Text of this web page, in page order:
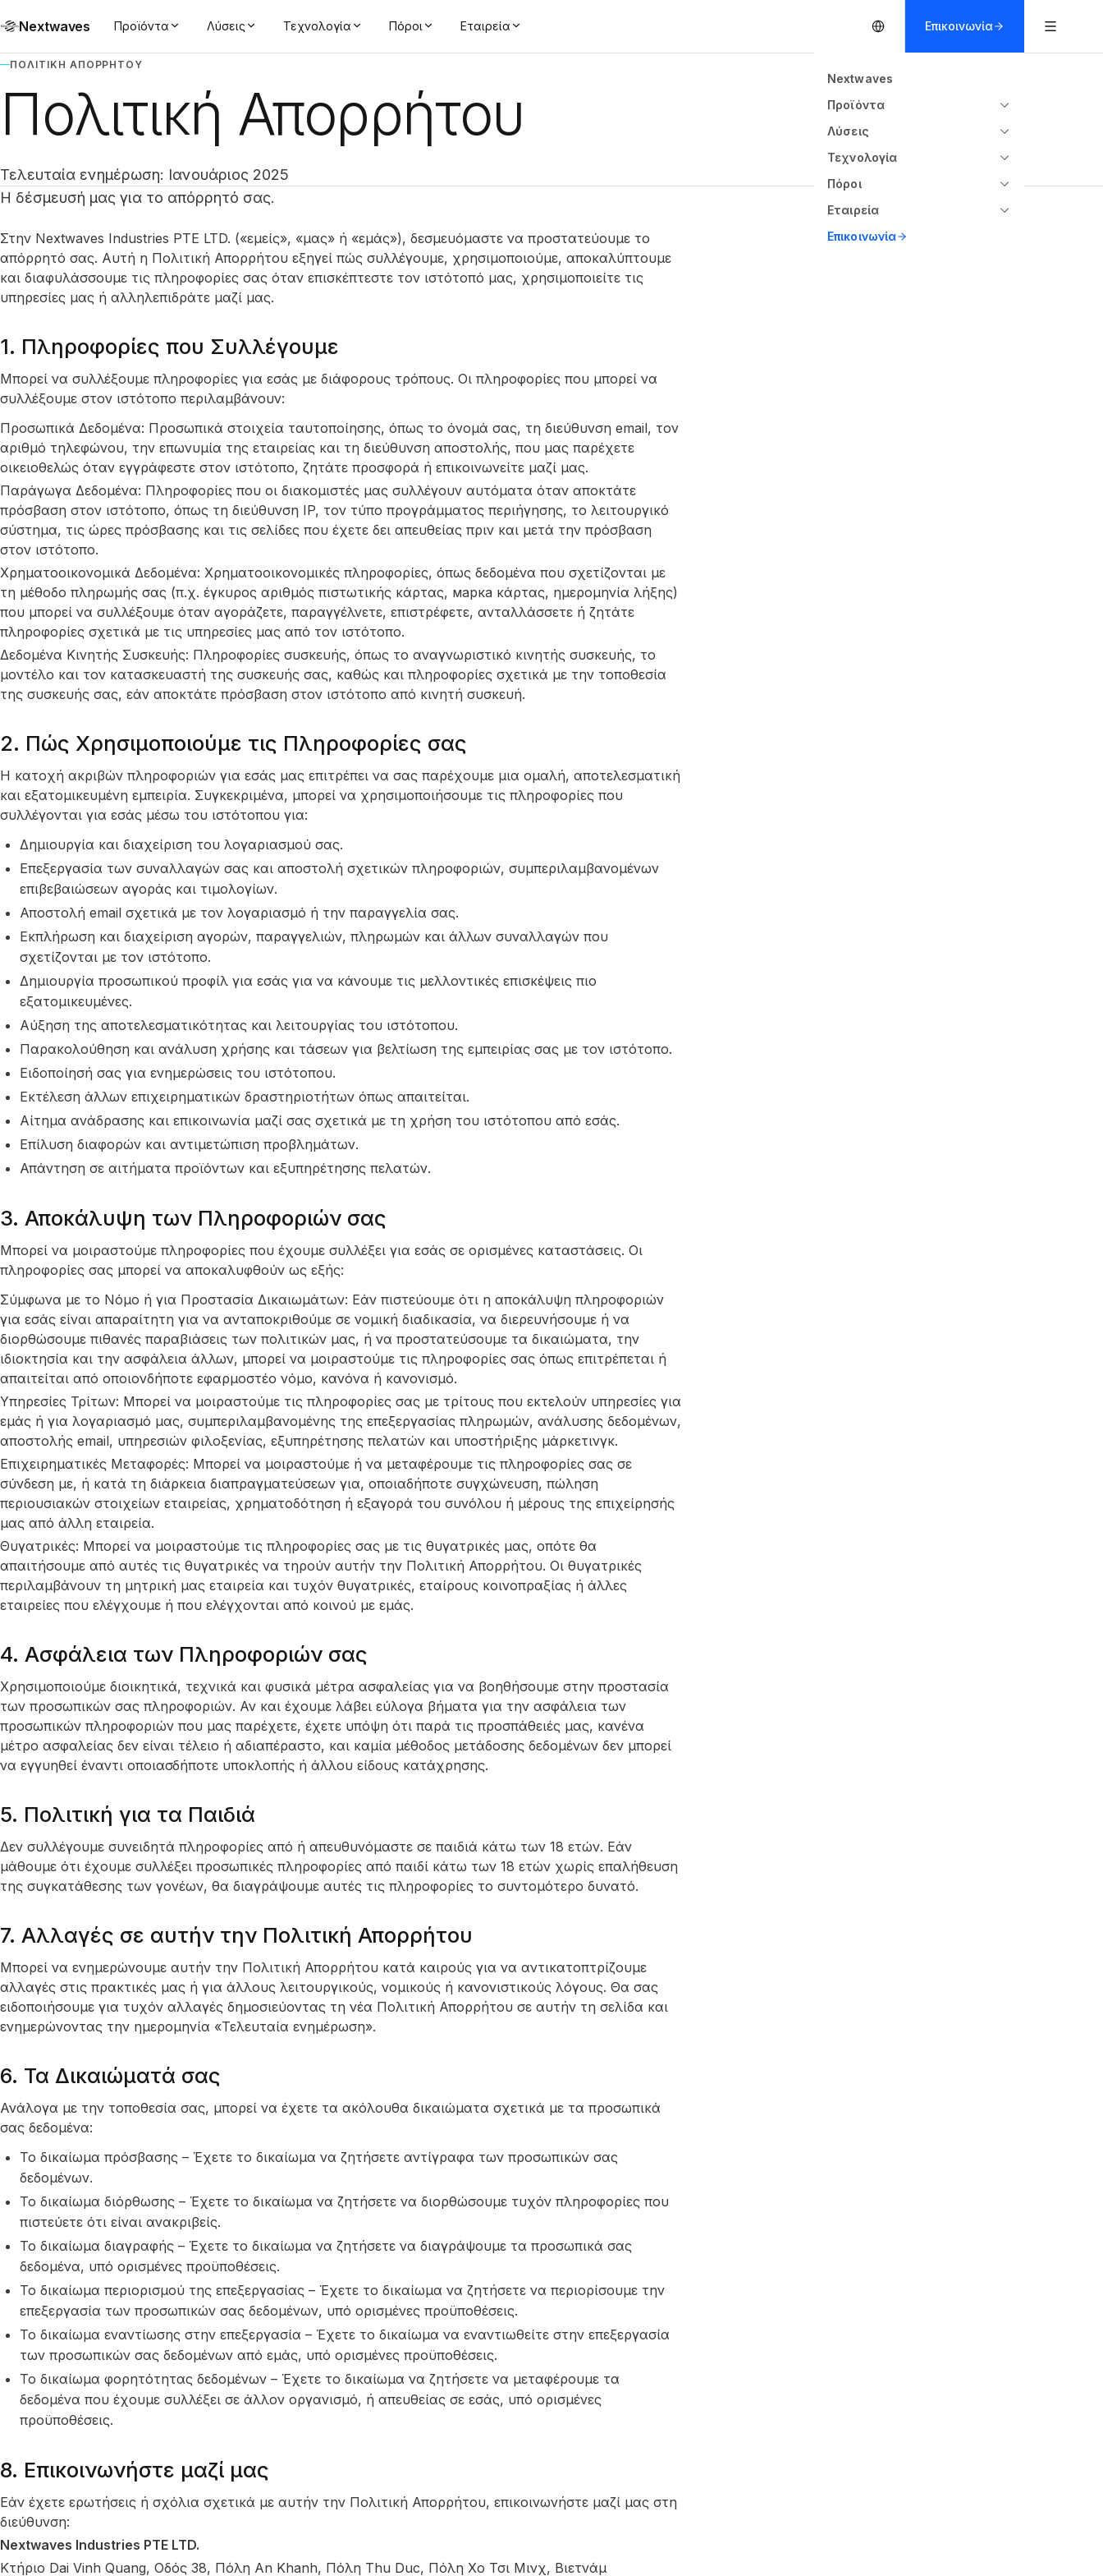
Nextwaves Προϊόντα Λύσεις Τεχνολογία Πόροι Εταιρεία Επικοινωνία
Nextwaves
Προϊόντα
Λύσεις
Τεχνολογία
Πόροι
Εταιρεία
Επικοινωνία
ΠΟΛΙΤΙΚΉ ΑΠΟΡΡΉΤΟΥ
Πολιτική Απορρήτου
Τελευταία ενημέρωση: Ιανουάριος 2025
Η δέσμευσή μας για το απόρρητό σας.
Στην Nextwaves Industries PTE LTD. («εμείς», «μας» ή «εμάς»), δεσμευόμαστε να προστατεύουμε το
απόρρητό σας. Αυτή η Πολιτική Απορρήτου εξηγεί πώς συλλέγουμε, χρησιμοποιούμε, αποκαλύπτουμε
και διαφυλάσσουμε τις πληροφορίες σας όταν επισκέπτεστε τον ιστότοπό μας, χρησιμοποιείτε τις
υπηρεσίες μας ή αλληλεπιδράτε μαζί μας.
1. Πληροφορίες που Συλλέγουμε
Μπορεί να συλλέξουμε πληροφορίες για εσάς με διάφορους τρόπους. Οι πληροφορίες που μπορεί να
συλλέξουμε στον ιστότοπο περιλαμβάνουν:
Προσωπικά Δεδομένα: Προσωπικά στοιχεία ταυτοποίησης, όπως το όνομά σας, τη διεύθυνση email, τον
αριθμό τηλεφώνου, την επωνυμία της εταιρείας και τη διεύθυνση αποστολής, που μας παρέχετε
οικειοθελώς όταν εγγράφεστε στον ιστότοπο, ζητάτε προσφορά ή επικοινωνείτε μαζί μας.
Παράγωγα Δεδομένα: Πληροφορίες που οι διακομιστές μας συλλέγουν αυτόματα όταν αποκτάτε
πρόσβαση στον ιστότοπο, όπως τη διεύθυνση IP, τον τύπο προγράμματος περιήγησης, το λειτουργικό
σύστημα, τις ώρες πρόσβασης και τις σελίδες που έχετε δει απευθείας πριν και μετά την πρόσβαση
στον ιστότοπο.
Χρηματοοικονομικά Δεδομένα: Χρηματοοικονομικές πληροφορίες, όπως δεδομένα που σχετίζονται με
τη μέθοδο πληρωμής σας (π.χ. έγκυρος αριθμός πιστωτικής κάρτας, марка κάρτας, ημερομηνία λήξης)
που μπορεί να συλλέξουμε όταν αγοράζετε, παραγγέλνετε, επιστρέφετε, ανταλλάσσετε ή ζητάτε
πληροφορίες σχετικά με τις υπηρεσίες μας από τον ιστότοπο.
Δεδομένα Κινητής Συσκευής: Πληροφορίες συσκευής, όπως το αναγνωριστικό κινητής συσκευής, το
μοντέλο και τον κατασκευαστή της συσκευής σας, καθώς και πληροφορίες σχετικά με την τοποθεσία
της συσκευής σας, εάν αποκτάτε πρόσβαση στον ιστότοπο από κινητή συσκευή.
2. Πώς Χρησιμοποιούμε τις Πληροφορίες σας
Η κατοχή ακριβών πληροφοριών για εσάς μας επιτρέπει να σας παρέχουμε μια ομαλή, αποτελεσματική
και εξατομικευμένη εμπειρία. Συγκεκριμένα, μπορεί να χρησιμοποιήσουμε τις πληροφορίες που
συλλέγονται για εσάς μέσω του ιστότοπου για:
Δημιουργία και διαχείριση του λογαριασμού σας.
Επεξεργασία των συναλλαγών σας και αποστολή σχετικών πληροφοριών, συμπεριλαμβανομένων
επιβεβαιώσεων αγοράς και τιμολογίων.
Αποστολή email σχετικά με τον λογαριασμό ή την παραγγελία σας.
Εκπλήρωση και διαχείριση αγορών, παραγγελιών, πληρωμών και άλλων συναλλαγών που
σχετίζονται με τον ιστότοπο.
Δημιουργία προσωπικού προφίλ για εσάς για να κάνουμε τις μελλοντικές επισκέψεις πιο
εξατομικευμένες.
Αύξηση της αποτελεσματικότητας και λειτουργίας του ιστότοπου.
Παρακολούθηση και ανάλυση χρήσης και τάσεων για βελτίωση της εμπειρίας σας με τον ιστότοπο.
Ειδοποίησή σας για ενημερώσεις του ιστότοπου.
Εκτέλεση άλλων επιχειρηματικών δραστηριοτήτων όπως απαιτείται.
Αίτημα ανάδρασης και επικοινωνία μαζί σας σχετικά με τη χρήση του ιστότοπου από εσάς.
Επίλυση διαφορών και αντιμετώπιση προβλημάτων.
Απάντηση σε αιτήματα προϊόντων και εξυπηρέτησης πελατών.
3. Αποκάλυψη των Πληροφοριών σας
Μπορεί να μοιραστούμε πληροφορίες που έχουμε συλλέξει για εσάς σε ορισμένες καταστάσεις. Οι
πληροφορίες σας μπορεί να αποκαλυφθούν ως εξής:
Σύμφωνα με το Νόμο ή για Προστασία Δικαιωμάτων: Εάν πιστεύουμε ότι η αποκάλυψη πληροφοριών
για εσάς είναι απαραίτητη για να ανταποκριθούμε σε νομική διαδικασία, να διερευνήσουμε ή να
διορθώσουμε πιθανές παραβιάσεις των πολιτικών μας, ή να προστατεύσουμε τα δικαιώματα, την
ιδιοκτησία και την ασφάλεια άλλων, μπορεί να μοιραστούμε τις πληροφορίες σας όπως επιτρέπεται ή
απαιτείται από οποιονδήποτε εφαρμοστέο νόμο, κανόνα ή κανονισμό.
Υπηρεσίες Τρίτων: Μπορεί να μοιραστούμε τις πληροφορίες σας με τρίτους που εκτελούν υπηρεσίες για
εμάς ή για λογαριασμό μας, συμπεριλαμβανομένης της επεξεργασίας πληρωμών, ανάλυσης δεδομένων,
αποστολής email, υπηρεσιών φιλοξενίας, εξυπηρέτησης πελατών και υποστήριξης μάρκετινγκ.
Επιχειρηματικές Μεταφορές: Μπορεί να μοιραστούμε ή να μεταφέρουμε τις πληροφορίες σας σε
σύνδεση με, ή κατά τη διάρκεια διαπραγματεύσεων για, οποιαδήποτε συγχώνευση, πώληση
περιουσιακών στοιχείων εταιρείας, χρηματοδότηση ή εξαγορά του συνόλου ή μέρους της επιχείρησής
μας από άλλη εταιρεία.
Θυγατρικές: Μπορεί να μοιραστούμε τις πληροφορίες σας με τις θυγατρικές μας, οπότε θα
απαιτήσουμε από αυτές τις θυγατρικές να τηρούν αυτήν την Πολιτική Απορρήτου. Οι θυγατρικές
περιλαμβάνουν τη μητρική μας εταιρεία και τυχόν θυγατρικές, εταίρους κοινοπραξίας ή άλλες
εταιρείες που ελέγχουμε ή που ελέγχονται από κοινού με εμάς.
4. Ασφάλεια των Πληροφοριών σας
Χρησιμοποιούμε διοικητικά, τεχνικά και φυσικά μέτρα ασφαλείας για να βοηθήσουμε στην προστασία
των προσωπικών σας πληροφοριών. Αν και έχουμε λάβει εύλογα βήματα για την ασφάλεια των
προσωπικών πληροφοριών που μας παρέχετε, έχετε υπόψη ότι παρά τις προσπάθειές μας, κανένα
μέτρο ασφαλείας δεν είναι τέλειο ή αδιαπέραστο, και καμία μέθοδος μετάδοσης δεδομένων δεν μπορεί
να εγγυηθεί έναντι οποιασδήποτε υποκλοπής ή άλλου είδους κατάχρησης.
5. Πολιτική για τα Παιδιά
Δεν συλλέγουμε συνειδητά πληροφορίες από ή απευθυνόμαστε σε παιδιά κάτω των 18 ετών. Εάν
μάθουμε ότι έχουμε συλλέξει προσωπικές πληροφορίες από παιδί κάτω των 18 ετών χωρίς επαλήθευση
της συγκατάθεσης των γονέων, θα διαγράψουμε αυτές τις πληροφορίες το συντομότερο δυνατό.
7. Αλλαγές σε αυτήν την Πολιτική Απορρήτου
Μπορεί να ενημερώνουμε αυτήν την Πολιτική Απορρήτου κατά καιρούς για να αντικατοπτρίζουμε
αλλαγές στις πρακτικές μας ή για άλλους λειτουργικούς, νομικούς ή κανονιστικούς λόγους. Θα σας
ειδοποιήσουμε για τυχόν αλλαγές δημοσιεύοντας τη νέα Πολιτική Απορρήτου σε αυτήν τη σελίδα και
ενημερώνοντας την ημερομηνία «Τελευταία ενημέρωση».
6. Τα Δικαιώματά σας
Ανάλογα με την τοποθεσία σας, μπορεί να έχετε τα ακόλουθα δικαιώματα σχετικά με τα προσωπικά
σας δεδομένα:
Το δικαίωμα πρόσβασης – Έχετε το δικαίωμα να ζητήσετε αντίγραφα των προσωπικών σας
δεδομένων.
Το δικαίωμα διόρθωσης – Έχετε το δικαίωμα να ζητήσετε να διορθώσουμε τυχόν πληροφορίες που
πιστεύετε ότι είναι ανακριβείς.
Το δικαίωμα διαγραφής – Έχετε το δικαίωμα να ζητήσετε να διαγράψουμε τα προσωπικά σας
δεδομένα, υπό ορισμένες προϋποθέσεις.
Το δικαίωμα περιορισμού της επεξεργασίας – Έχετε το δικαίωμα να ζητήσετε να περιορίσουμε την
επεξεργασία των προσωπικών σας δεδομένων, υπό ορισμένες προϋποθέσεις.
Το δικαίωμα εναντίωσης στην επεξεργασία – Έχετε το δικαίωμα να εναντιωθείτε στην επεξεργασία
των προσωπικών σας δεδομένων από εμάς, υπό ορισμένες προϋποθέσεις.
Το δικαίωμα φορητότητας δεδομένων – Έχετε το δικαίωμα να ζητήσετε να μεταφέρουμε τα
δεδομένα που έχουμε συλλέξει σε άλλον οργανισμό, ή απευθείας σε εσάς, υπό ορισμένες
προϋποθέσεις.
8. Επικοινωνήστε μαζί μας
Εάν έχετε ερωτήσεις ή σχόλια σχετικά με αυτήν την Πολιτική Απορρήτου, επικοινωνήστε μαζί μας στη
διεύθυνση:
Nextwaves Industries PTE LTD.
Κτήριο Dai Vinh Quang, Οδός 38, Πόλη An Khanh, Πόλη Thu Duc, Πόλη Χο Τσι Μινχ, Βιετνάμ